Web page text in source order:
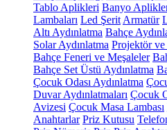
Tablo Aplikleri Banyo
Lambaları Led Şerit Armatür
Altı Aydınlatma Bahçe
Solar Aydınlatma Projektör ve
Bahçe Feneri ve Meşaleler
Bahçe Set Üstü Aydınlatma
Çocuk Odası Aydınlatma
Duvar Aydınlatmaları Çocuk
Avizesi Çocuk Masa Lambası
Anahtarlar Priz Kutusu